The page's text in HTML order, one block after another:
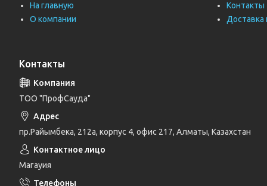
На главную
О компании
Контакты
Доставка
Контакты
ТОО "ПрофСауда"
пр.Райымбека, 212а, корпус 4, офис 217, Алматы, Казахстан
Магауия